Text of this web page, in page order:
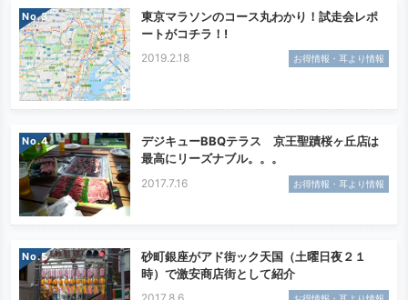
No.
東京マラソンのコース丸わかり！試走会レポ
ートがコチラ！!
2019.2.18 お得情報・耳より情報
No.
デジキューBBQテラス 京王聖蹟桜ヶ丘店は
最高にリーズナブル。。。
2017.7.16 お得情報・耳より情報
No.
砂町銀座がアド街ック天国（土曜日夜２１
時）で激安商店街として紹介